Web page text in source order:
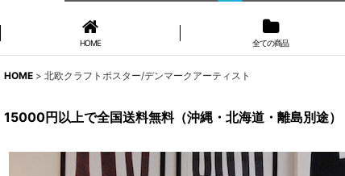
HOME 全ての商品
HOME > 北欧クラフトポスター/デンマークアーティスト
15000円以上で全国送料無料（沖縄・北海道・離島別途）